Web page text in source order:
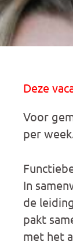
Deze
Voor
per
In
de
pakt
met het